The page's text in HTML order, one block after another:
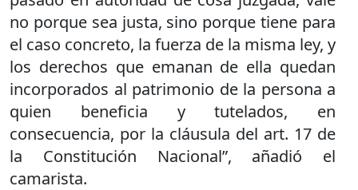
no porque sea justa, sino porque tiene para
el caso concreto, la fuerza de la misma ley, y
los derechos que emanan de ella quedan
incorporados al patrimonio de la persona a
quien beneficia y tutelados, en
consecuencia, por la cláusula del art. 17 de
la Constitución Nacional”, añadió el
camarista.